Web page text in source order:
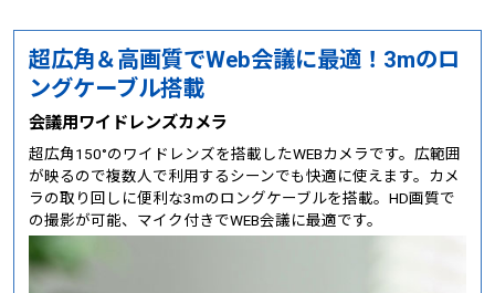
超広角＆高画質でWeb会議に最適！3mのロ
ングケーブル搭載
会議用ワイドレンズカメラ
超広角150°のワイドレンズを搭載したWEBカメラです。広範囲
が映るので複数人で利用するシーンでも快適に使えます。カメ
ラの取り回しに便利な3mのロングケーブルを搭載。HD画質で
の撮影が可能、マイク付きでWEB会議に最適です。